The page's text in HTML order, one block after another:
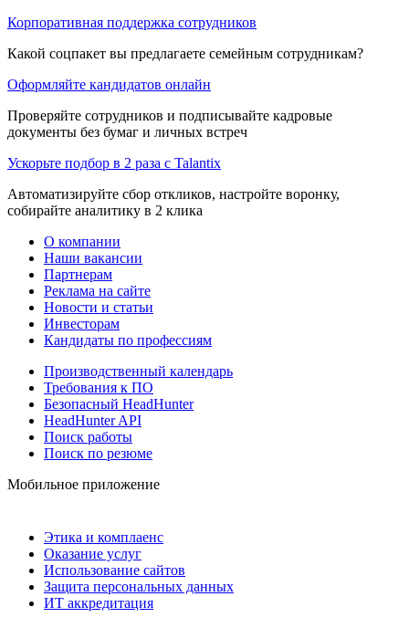
Корпоративная поддержка сотрудников
Какой соцпакет вы предлагаете семейным сотрудникам?
Оформляйте кандидатов онлайн
Проверяйте сотрудников и подписывайте кадровые
документы без бумаг и личных встреч
Ускорьте подбор в 2 раза с Talantix
Автоматизируйте сбор откликов, настройте воронку,
собирайте аналитику в 2 клика
О компании
Наши вакансии
Партнерам
Реклама на сайте
Новости и статьи
Инвесторам
Кандидаты по профессиям
Производственный календарь
Требования к ПО
Безопасный HeadHunter
HeadHunter API
Поиск работы
Поиск по резюме
Мобильное приложение
Этика и комплаенс
Оказание услуг
Использование сайтов
Защита персональных данных
ИТ аккредитация